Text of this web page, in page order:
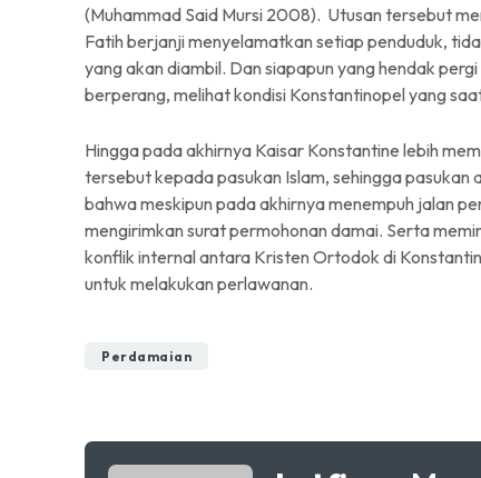
(Muhammad Said Mursi 2008). Utusan tersebut
Fatih berjanji menyelamatkan setiap penduduk,
yang akan diambil. Dan siapapun yang hendak
berperang, melihat kondisi Konstantinopel yang
Hingga pada akhirnya Kaisar Konstantine lebih
tersebut kepada pasukan Islam, sehingga pasukan
bahwa meskipun pada akhirnya menempuh jalan
mengirimkan surat permohonan damai. Serta
konflik internal antara Kristen Ortodok di
untuk melakukan perlawanan.
Perdamaian